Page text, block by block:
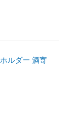
ルダー 酒寄